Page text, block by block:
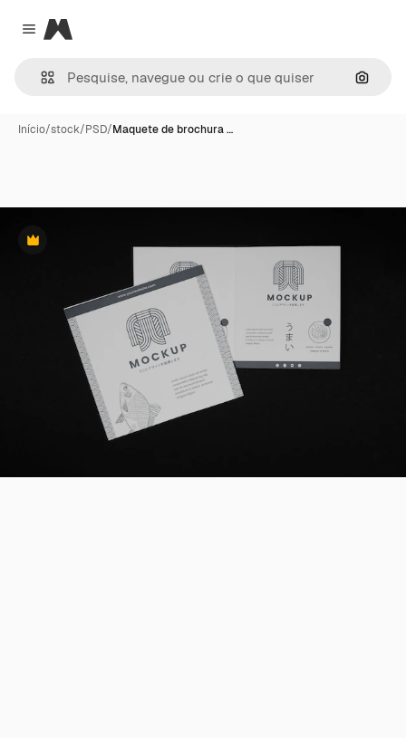
Close menu
Magnific
Início/stock/PSD/Maquete de brochura …
Premium